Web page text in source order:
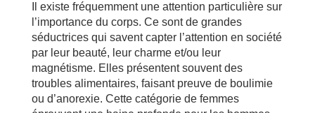
Il existe fréquemment une attention particulière sur
l’importance du corps. Ce sont de grandes
séductrices qui savent capter l’attention en société
par leur beauté, leur charme et/ou leur
magnétisme. Elles présentent souvent des
troubles alimentaires, faisant preuve de boulimie
ou d’anorexie. Cette catégorie de femmes